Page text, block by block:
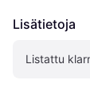
Lisätietoja
Listattu